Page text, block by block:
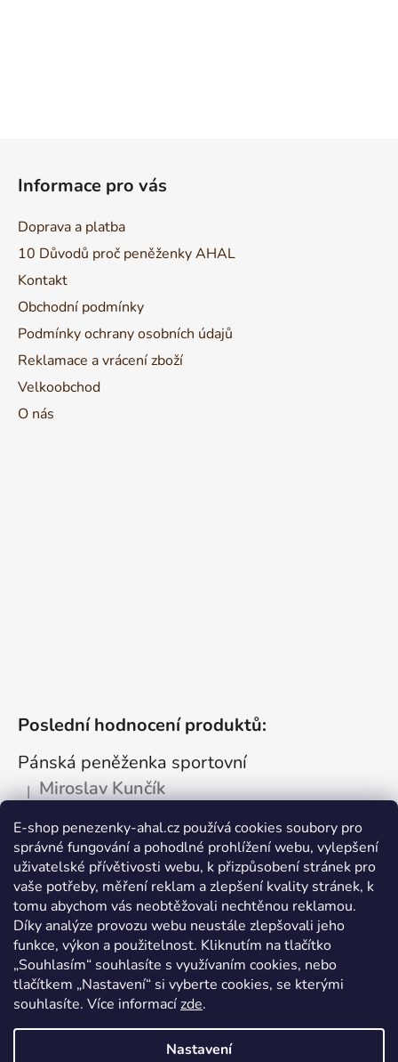
E-shop penezenky-ahal.cz používá cookies soubory pro
správné fungování a pohodlné prohlížení webu, vylepšení
uživatelské přívětivosti webu, k přizpůsobení stránek pro
vaše potřeby, měření reklam a zlepšení kvality stránek, k
tomu abychom vás neobtěžovali nechtěnou reklamou.
Díky analýze provozu webu neustále zlepšovali jeho
funkce, výkon a použitelnost. Kliknutím na tlačítko
„Souhlasím“ souhlasíte s využívaním cookies, nebo
tlačítkem „Nastavení“ si vyberte cookies, se kterými
souhlasíte. Více informacízde.
Nastavení
Informace pro vás
Doprava a platba
10 Důvodů proč peněženky AHAL
Kontakt
Obchodní podmínky
Podmínky ochrany osobních údajů
Reklamace a vrácení zboží
Velkoobchod
O nás
Poslední hodnocení produktů:
Pánská peněženka sportovní
Hodnocení produktu je 5 z 5 hvězdiček.
| Miroslav Kunčík
OK
Kožená dokladovka tmavá
Hodnocení produktu je 5 z 5 hvězdiček.
| Vlastimil Šajtar
Spokojený ,rychle a spolehlivě
Kožená peněženka na drobné mince
Hodnocení produktu je 5 z 5 hvězdiček.
| Katarína Kutlíková